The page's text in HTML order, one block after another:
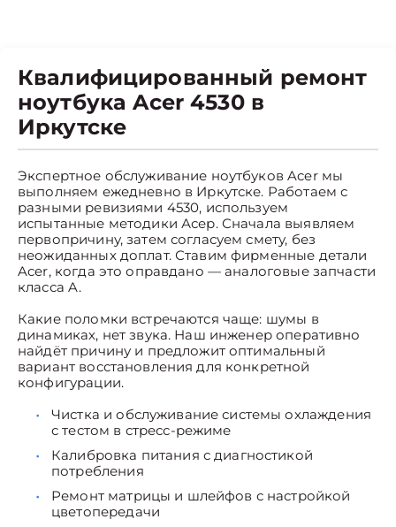
Квалифицированный ремонт
ноутбука Acer 4530 в
Иркутске
Экспертное обслуживание ноутбуков Acer мы
выполняем ежедневно в Иркутске. Работаем с
разными ревизиями 4530, используем
испытанные методики Асер. Сначала выявляем
первопричину, затем согласуем смету, без
неожиданных доплат. Ставим фирменные детали
Acer, когда это оправдано — аналоговые запчасти
класса A.
Какие поломки встречаются чаще: шумы в
динамиках, нет звука. Наш инженер оперативно
найдёт причину и предложит оптимальный
вариант восстановления для конкретной
конфигурации.
Чистка и обслуживание системы охлаждения
с тестом в стресс-режиме
Калибровка питания с диагностикой
потребления
Ремонт матрицы и шлейфов с настройкой
цветопередачи